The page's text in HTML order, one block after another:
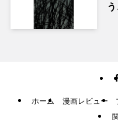
ホーム 漫画レビュー